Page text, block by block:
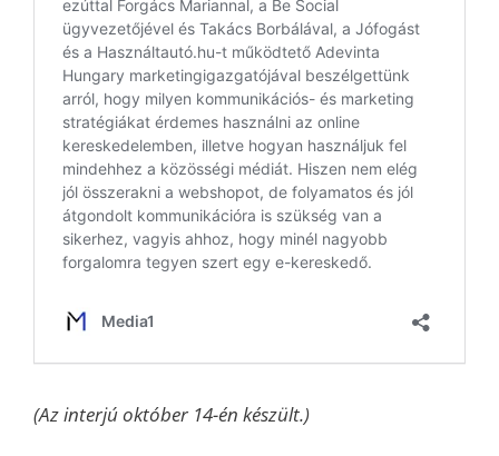
(Az interjú október 14-én készült.)